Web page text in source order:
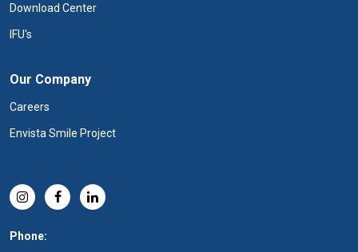
Download Center
IFU's
Our Company
Careers
Envista Smile Project
Phone: